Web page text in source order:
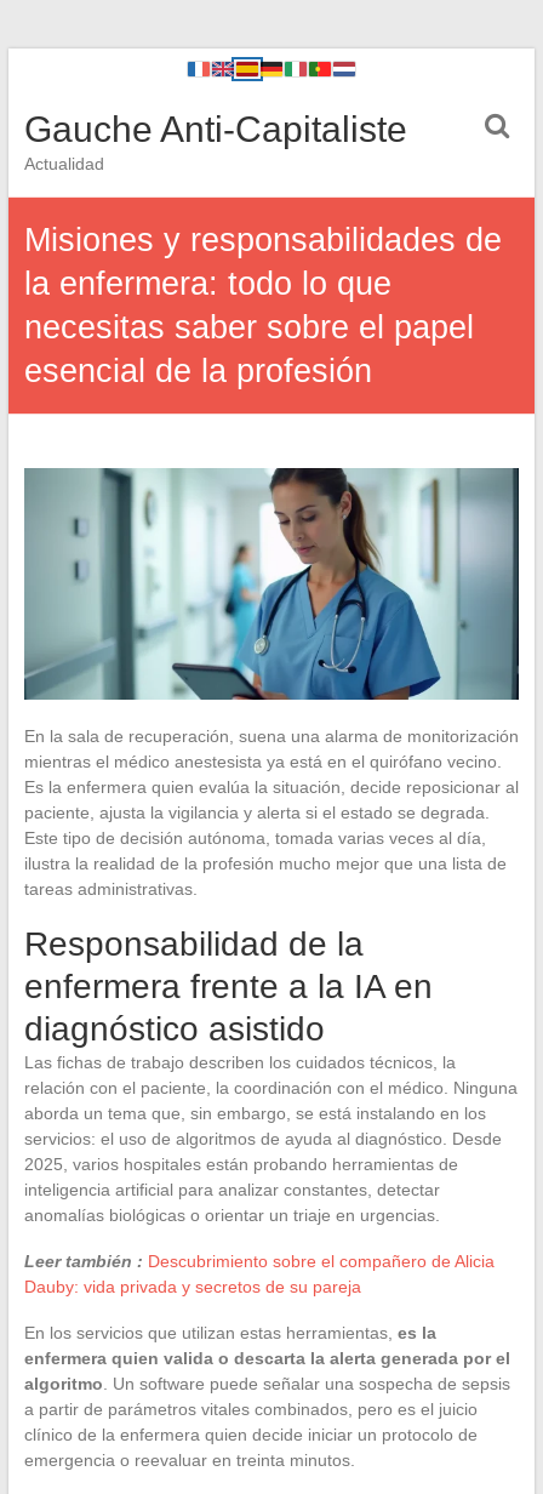
Gauche Anti-Capitaliste
Actualidad
Misiones y responsabilidades de
la enfermera: todo lo que
necesitas saber sobre el papel
esencial de la profesión
En la sala de recuperación, suena una alarma de monitorización
mientras el médico anestesista ya está en el quirófano vecino.
Es la enfermera quien evalúa la situación, decide reposicionar al
paciente, ajusta la vigilancia y alerta si el estado se degrada.
Este tipo de decisión autónoma, tomada varias veces al día,
ilustra la realidad de la profesión mucho mejor que una lista de
tareas administrativas.
Responsabilidad de la
enfermera frente a la IA en
diagnóstico asistido
Las fichas de trabajo describen los cuidados técnicos, la
relación con el paciente, la coordinación con el médico. Ninguna
aborda un tema que, sin embargo, se está instalando en los
servicios: el uso de algoritmos de ayuda al diagnóstico. Desde
2025, varios hospitales están probando herramientas de
inteligencia artificial para analizar constantes, detectar
anomalías biológicas o orientar un triaje en urgencias.
Leer también : Descubrimiento sobre el compañero de Alicia
Dauby: vida privada y secretos de su pareja
En los servicios que utilizan estas herramientas, es la
enfermera quien valida o descarta la alerta generada por el
algoritmo . Un software puede señalar una sospecha de sepsis
a partir de parámetros vitales combinados, pero es el juicio
clínico de la enfermera quien decide iniciar un protocolo de
emergencia o reevaluar en treinta minutos.